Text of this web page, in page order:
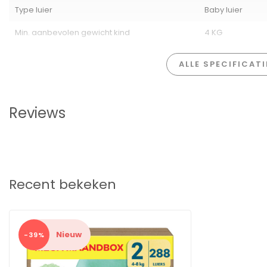
Type luier
Baby luier
Min. aanbevolen gewicht kind
4 KG
ALLE
Reviews
Recent bekeken
-39% Nieuw